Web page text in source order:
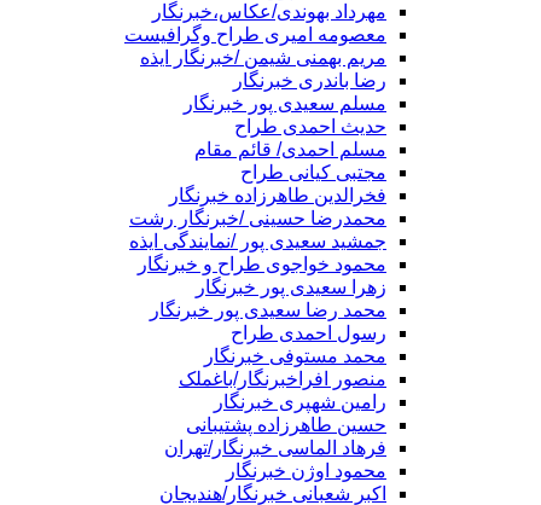
مهرداد بهوندی/عکاس،خبرنگار
معصومه امیری طراح وگرافیست
مریم بهمنی شیمن /خبرنگار ایذه
رضا باندری خبرنگار
مسلم سعیدی پور خبرنگار
حدیث احمدی طراح
مسلم احمدی/ قائم مقام
مجتبی کیانی طراح
فخرالدین طاهرزاده خبرنگار
محمدرضا حسینی /خبرنگار رشت
جمشید سعیدی پور /نمایندگی ایذه
محمود خواجوی طراح و خبرنگار
زهرا سعیدی پور خبرنگار
محمد رضا سعیدی پور خبرنگار
رسول احمدی طراح
محمد مستوفی خبرنگار
منصور افراخبرنگار/باغملک
رامین شهپری خبرنگار
حسین طاهرزاده پشتیبانی
فرهاد الماسی خبرنگار/تهران
محمود اوژن خبرنگار
اکبر شعبانی خبرنگار/هندیجان